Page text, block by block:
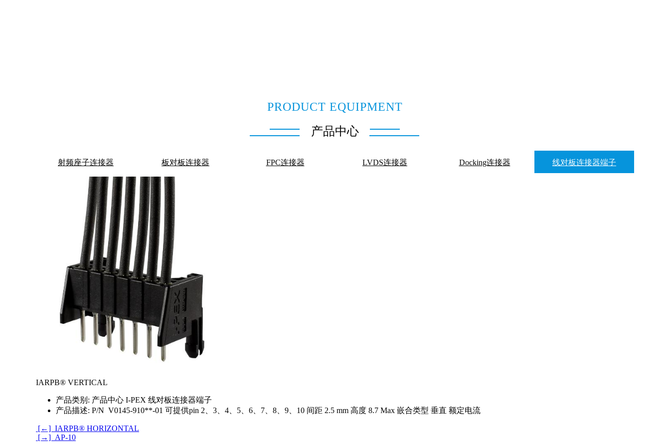
PRODUCT EQUIPMENT
产品中心
射频座子连接器 板对板连接器 FPC连接器 LVDS连接器 Docking连接器 线对板连接器端子
IARPB® VERTICAL
产品类别: 产品中心 I-PEX 线对板连接器端子
产品描述: P/N V0145-910**-01 可提供pin 2、3、4、5、6、7、8、9、10 间距 2.5 mm 高度 8.7 Max 嵌合类型 垂直 额定电流
[←] IARPB® HORIZONTAL
[→] AP-10